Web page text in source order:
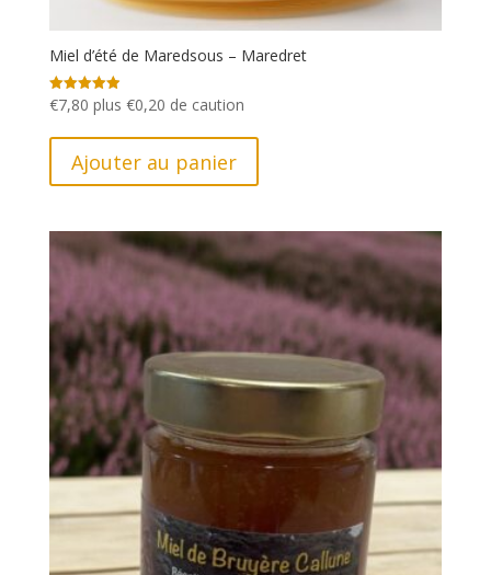
Miel d’été de Maredsous – Maredret
Note
4.92
€7,80 plus €0,20 de caution
Ajouter au panier